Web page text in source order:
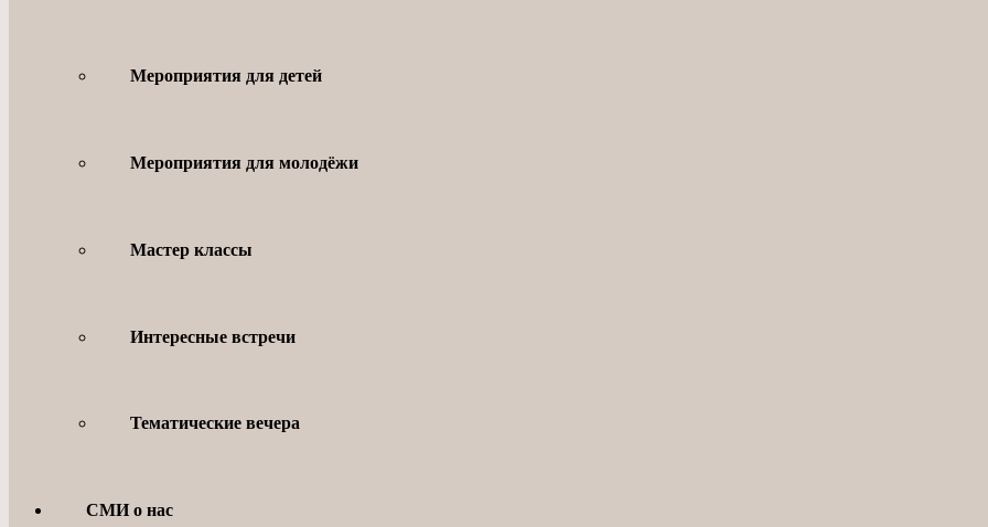
Мероприятия для детей
Мероприятия для молодёжи
Мастер классы
Интересные встречи
Тематические вечера
СМИ о нас